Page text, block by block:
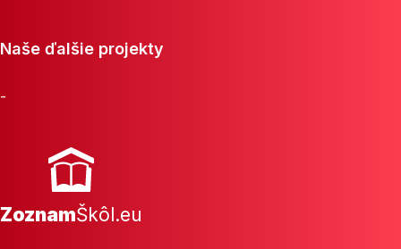
Naše ďalšie projekty
-
ZoznamŠkôl.eu